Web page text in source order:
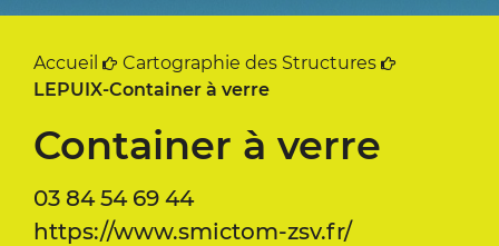
Accueil
Cartographie des Structures
LEPUIX-Container à verre
Container à verre
03 84 54 69 44
https://www.smictom-zsv.fr/